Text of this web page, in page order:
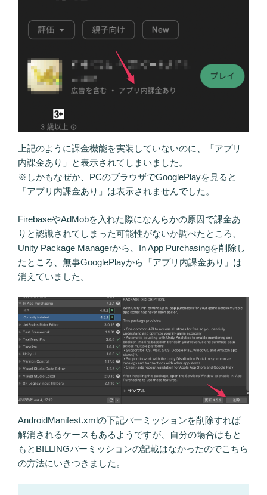
上記のように課金機能を実装していないのに、「アプリ
内課金あり」と表示されてしまいました。
※しかもなぜか、PCのブラウザでGooglePlayを見ると
「アプリ内課金あり」は表示されませんでした。
FirebaseやAdMobを入れた際になんらかの原因で課金あ
りと認識されてしまった可能性がないか調べたところ、
Unity Package Managerから、In App Purchasingを削除し
たところ、無事GooglePlayから「アプリ内課金あり」は
消えていました。
AndroidManifest.xmlの下記パーミッションを削除すれば
解消されるケースもあるようですが、自分の場合はもと
もとBILLINGパーミッションの記載はなかったのでこちら
の方法にいきつきました。